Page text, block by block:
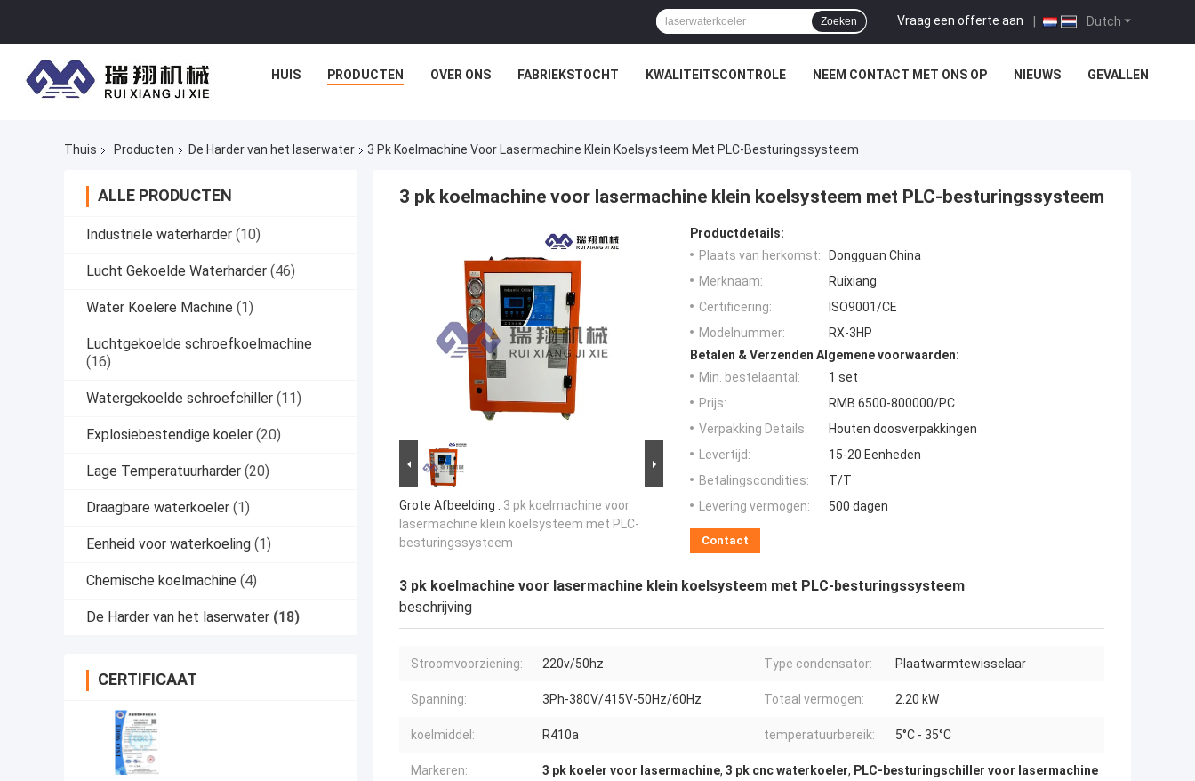
Dutch
Vraag een offerte aan |
Zoeken
HUIS PRODUCTEN OVER ONS FABRIEKSTOCHT KWALITEITSCONTROLE NEEM CONTACT MET ONS OP NIEUWS GEVALLEN
Thuis Producten De Harder van het laserwater 3 Pk Koelmachine Voor Lasermachine Klein Koelsysteem Met PLC-Besturingssysteem
ALLE PRODUCTEN
Industriële waterharder (10)
Lucht Gekoelde Waterharder (46)
Water Koelere Machine (1)
Luchtgekoelde schroefkoelmachine
(16)
Watergekoelde schroefchiller (11)
Explosiebestendige koeler (20)
Lage Temperatuurharder (20)
Draagbare waterkoeler (1)
Eenheid voor waterkoeling (1)
Chemische koelmachine (4)
De Harder van het laserwater (18)
CERTIFICAAT
3 pk koelmachine voor lasermachine klein koelsysteem met PLC-besturingssysteem
Grote Afbeelding : 3 pk koelmachine voor
lasermachine klein koelsysteem met PLC-
besturingssysteem
Productdetails:
Plaats van herkomst:
Dongguan China
Merknaam:
Ruixiang
Certificering:
ISO9001/CE
Modelnummer:
RX-3HP
Betalen & Verzenden Algemene voorwaarden:
Min. bestelaantal:
1 set
Prijs:
RMB 6500-800000/PC
Verpakking Details:
Houten doosverpakkingen
Levertijd:
15-20 Eenheden
Betalingscondities:
T/T
Levering vermogen:
500 dagen
Contact
3 pk koelmachine voor lasermachine klein koelsysteem met PLC-besturingssysteem
beschrijving
Stroomvoorziening: 220v/50hz Type condensator: Plaatwarmtewisselaar
Spanning: 3Ph-380V/415V-50Hz/60Hz Totaal vermogen: 2.20 kW
koelmiddel: R410a temperatuurbereik: 5°C - 35°C
Markeren: 3 pk koeler voor lasermachine, 3 pk cnc waterkoeler, PLC-besturingschiller voor lasermachine